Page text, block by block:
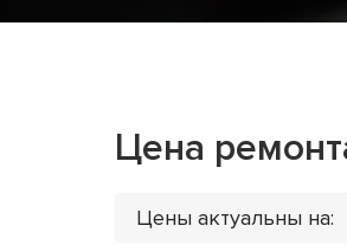
Цена
Цены актуальны на: